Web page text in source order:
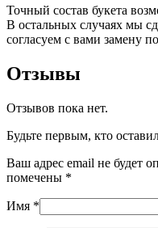
Точный состав букета
В остальных случаях мы
согласуем с вами замену по
Отзывы
Отзывов пока нет.
Будьте первым, кто
Ваш адрес email не будет
помечены *
Имя *